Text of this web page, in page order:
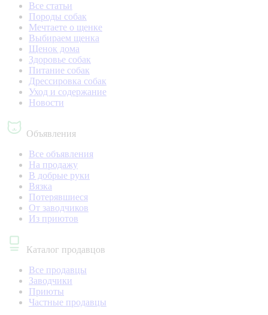
Все статьи
Породы собак
Мечтаете о щенке
Выбираем щенка
Щенок дома
Здоровье собак
Питание собак
Дрессировка собак
Уход и содержание
Новости
Объявления
Все объявления
На продажу
В добрые руки
Вязка
Потерявшиеся
От заводчиков
Из приютов
Каталог продавцов
Все продавцы
Заводчики
Приюты
Частные продавцы